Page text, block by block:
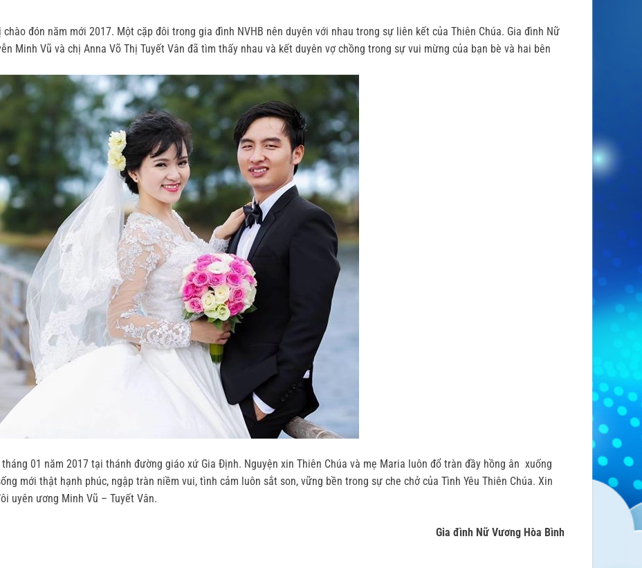
đón năm mới 2017. Một cặp đôi trong gia đình NVHB nên duyên với nhau trong sự liên kết của Thiên Chúa. Gia đình Nữ
Minh Vũ và chị Anna Võ Thị Tuyết Vân đã tìm thấy nhau và kết duyên vợ chồng trong sự vui mừng của bạn bè và hai bên
01 năm 2017 tại thánh đường giáo xứ Gia Định. Nguyện xin Thiên Chúa và mẹ Maria luôn đổ tràn đầy hồng ân xuống
mới thật hạnh phúc, ngập tràn niềm vui, tình cảm luôn sắt son, vững bền trong sự che chở của Tình Yêu Thiên Chúa. Xin
uyên ương Minh Vũ – Tuyết Vân.
Gia đình Nữ Vương Hòa Bình